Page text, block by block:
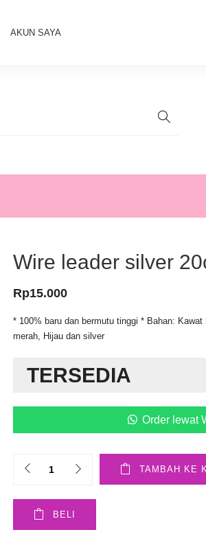
AKUN SAYA
Wire leader silver
Rp15.000
* 100% baru dan bermutu tinggi * Bahan:
merah, Hijau dan silver
TERSEDIA
Order lewat
TAMBAH KE
BELI